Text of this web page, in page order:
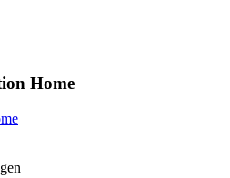
Home